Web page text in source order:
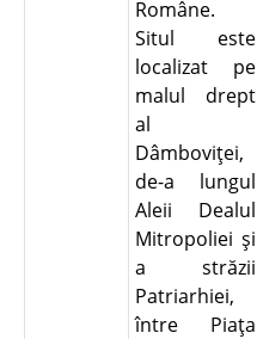
Române.
Situl este
localizat pe
malul drept
al
Dâmboviţei,
de-a lungul
Aleii Dealul
Mitropoliei şi
a străzii
Patriarhiei,
între Piaţa